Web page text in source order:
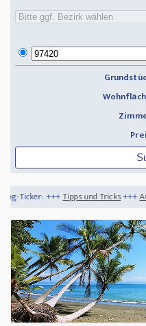
und Tricks+++Auswandern+++